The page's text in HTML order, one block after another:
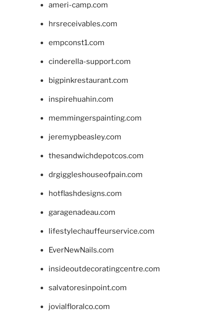
ameri-camp.com
hrsreceivables.com
empconst1.com
cinderella-support.com
bigpinkrestaurant.com
inspirehuahin.com
memmingerspainting.com
jeremypbeasley.com
thesandwichdepotcos.com
drgiggleshouseofpain.com
hotflashdesigns.com
garagenadeau.com
lifestylechauffeurservice.com
EverNewNails.com
insideoutdecoratingcentre.com
salvatoresinpoint.com
jovialfloralco.com